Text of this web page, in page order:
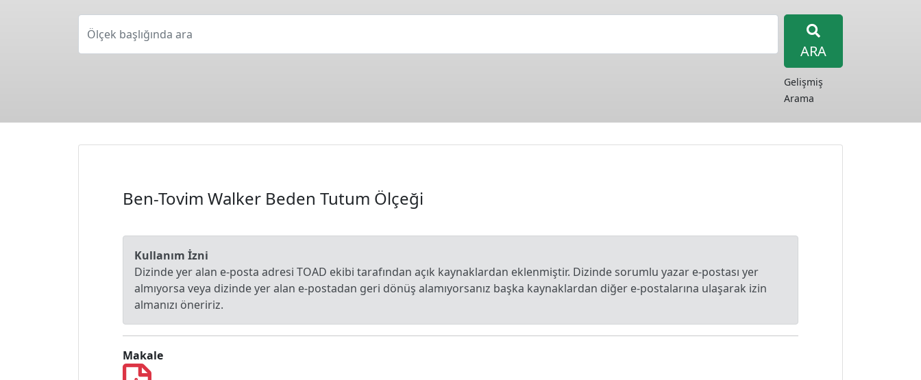
Ölçek başlığında ara
ARA
Gelişmiş
Arama
Ben-Tovim Walker Beden Tutum Ölçeği
Kullanım İzni
Dizinde yer alan e-posta adresi TOAD ekibi tarafından açık kaynaklardan eklenmiştir. Dizinde sorumlu yazar e-postası yer
almıyorsa veya dizinde yer alan e-postadan geri dönüş alamıyorsanız başka kaynaklardan diğer e-postalarına ulaşarak izin
almanızı öneririz.
Makale